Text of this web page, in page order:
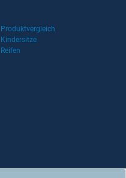
Produktvergleich
Kindersitze
Reifen